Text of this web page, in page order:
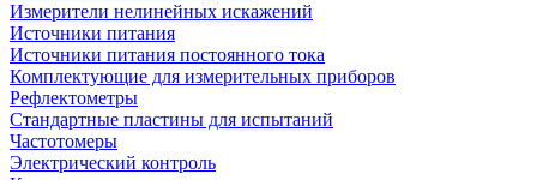
Измерители нелинейных искажений
Источники питания
Источники питания постоянного тока
Комплектующие для измерительных приборов
Рефлектометры
Стандартные пластины для испытаний
Частотомеры
Электрический контроль